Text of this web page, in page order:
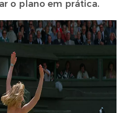
o plano em prática.